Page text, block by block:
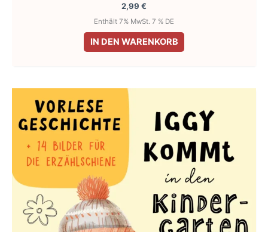
2,99 €
Enthält 7% MwSt. 7 % DE
IN DEN WARENKORB